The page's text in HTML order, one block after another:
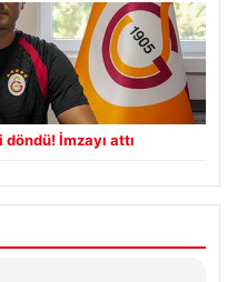
İmzayı attı